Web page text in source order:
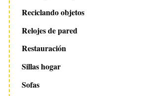
Reciclando objetos
Relojes de pared
Restauración
Sillas hogar
Sofas